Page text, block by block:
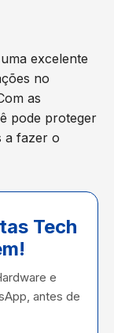
excelente
no
as
pode proteger
a fazer o
Tech
e
antes de